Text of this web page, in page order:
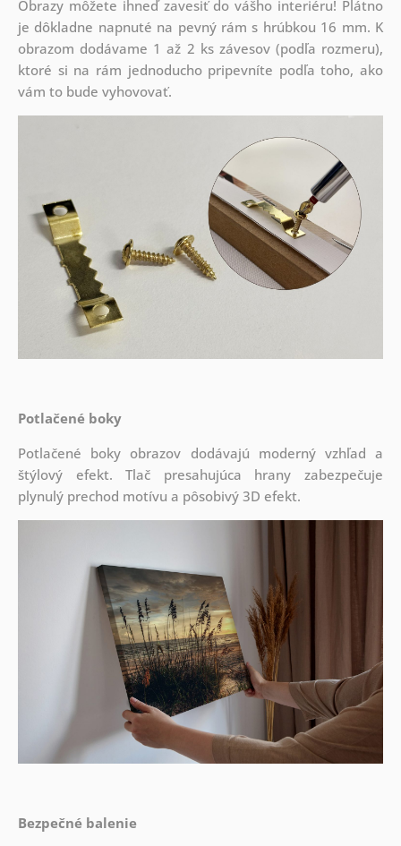
Obrazy môžete ihneď zavesiť do vášho interiéru! Plátno
je dôkladne napnuté na pevný rám s hrúbkou 16 mm. K
obrazom dodávame 1 až 2 ks závesov (podľa rozmeru),
ktoré si na rám jednoducho pripevníte podľa toho, ako
vám to bude vyhovovať.
Potlačené boky
Potlačené boky obrazov dodávajú moderný vzhľad a
štýlový efekt. Tlač presahujúca hrany zabezpečuje
plynulý prechod motívu a pôsobivý 3D efekt.
Bezpečné balenie